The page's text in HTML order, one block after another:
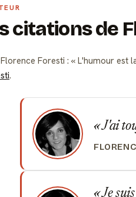
citations de
Foresti : L'humour est
.
J'ai
Je